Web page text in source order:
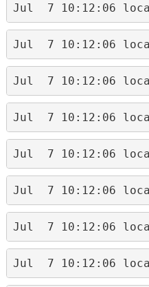
Jul  7 10:12:06
Jul  7 10:12:06
Jul  7 10:12:06
Jul  7 10:12:06
Jul  7 10:12:06
Jul  7 10:12:06
Jul  7 10:12:06
Jul  7 10:12:06